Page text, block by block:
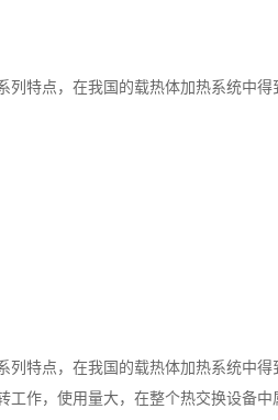
特点，在我国的载热体加热系统中
特点，在我国的载热体加热系统中
作，使用量大，在整个热交换设备